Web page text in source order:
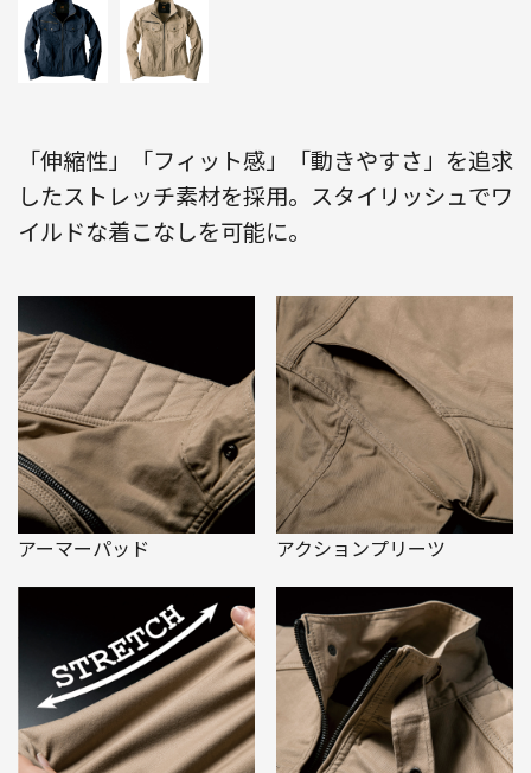
「伸縮性」「フィット感」「動きやすさ」を追求
したストレッチ素材を採用。スタイリッシュでワ
イルドな着こなしを可能に。
アーマーパッド アクションプリーツ